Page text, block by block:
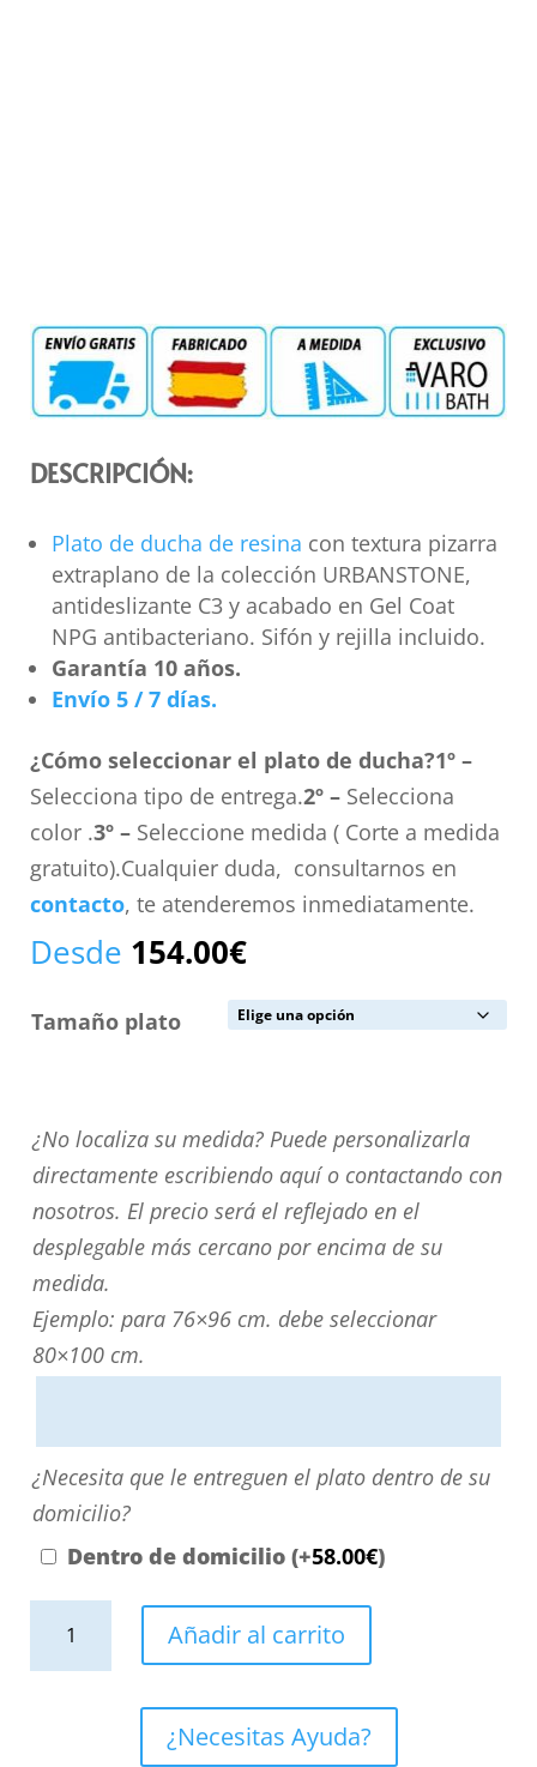
DESCRIPCIÓN:
Plato de ducha de resina con textura pizarra
extraplano de la colección URBANSTONE,
antideslizante C3 y acabado en Gel Coat
NPG antibacteriano. Sifón y rejilla incluido.
Garantía 10 años.
Envío 5 / 7 días.
¿Cómo seleccionar el plato de ducha?1º –
Selecciona tipo de entrega.2º –Selecciona
color .3º –Seleccione medida ( Corte a medida
gratuito).Cualquier duda, consultarnos en
contacto, te atenderemos inmediatamente.
Desde 154.00€
Tamaño plato
¿No
localiza
su
medida?
Puede
personalizarla
directamente
contactando
nosotros.
El
precio
será
¿No localiza su medida? Puede personalizarla
directamente escribiendo aquí o contactando con
nosotros. El precio será el reflejado en el
desplegable más cercano por encima de su
medida.
Ejemplo: para 76×96 cm. debe seleccionar
80×100 cm.
¿Necesita
que
le
¿Necesita que le entreguen el plato dentro de su
domicilio?
Dentro de domicilio (+58.00€)
enmarcado
Añadir al carrito
¿Necesitas Ayuda?